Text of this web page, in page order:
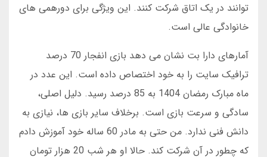
توانند در یک اتاق شرکت کنند. این ویژگی برای دورهمی های
خانوادگی عالی است.
آمارهای دارا بت نشان می دهد بازی انفجار 70 درصد
ترافیک سایت را به خود اختصاص داده است. این عدد در
ماه مبارک رمضان 1404 به 85 درصد رسید. دلیل اصلی،
سادگی و سرعت بازی است. برخلاف سایر بازی ها، نیازی به
دانش فنی ندارد. من حتی به مادر 60 ساله خود آموزش دادم
که چطور در آن شرکت کند. حالا او هر شب 20 هزار تومان